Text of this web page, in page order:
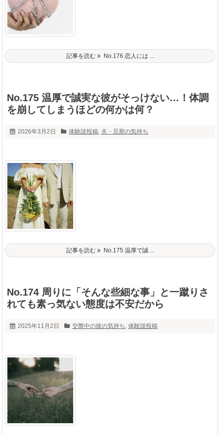
記事を読む No.176 恋人には ...
No.175 温厚で誠実な彼がそっけない…！体調
を崩してしまうほどの何かは何？
2026年3月2日 体験談投稿, 夫・旦那の気持ち
記事を読む No.175 温厚で誠 ...
No.174 周りに「そんな些細な事」と一蹴りさ
れても素っ気ない態度は不安だから
2025年11月2日 交際中の彼の気持ち, 体験談投稿